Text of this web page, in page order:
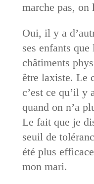
marche pas, on
Oui, il y a
ses enfants que
châtiments
être laxiste. Le
c’est ce qu’il y
quand on n’a
Le fait que je
seuil de
été plus
mon mari.